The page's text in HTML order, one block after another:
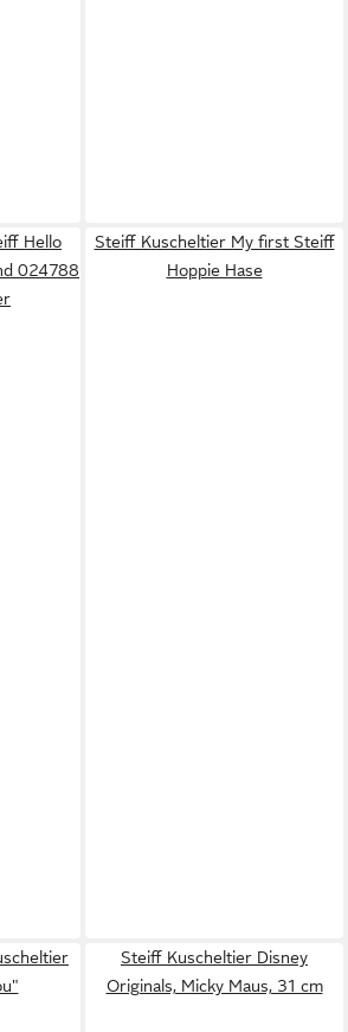
Hello
024788
Steiff Kuscheltier My first Steiff
Hoppie Hase
Steiff Kuscheltier Disney
Originals, Micky Maus, 31 cm